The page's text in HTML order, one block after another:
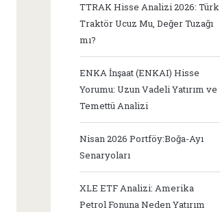
TTRAK Hisse Analizi 2026: Türk
Traktör Ucuz Mu, Değer Tuzağı
mı?
ENKA İnşaat (ENKAI) Hisse
Yorumu: Uzun Vadeli Yatırım ve
Temettü Analizi
Nisan 2026 Portföy:Boğa-Ayı
Senaryoları
XLE ETF Analizi: Amerika
Petrol Fonuna Neden Yatırım